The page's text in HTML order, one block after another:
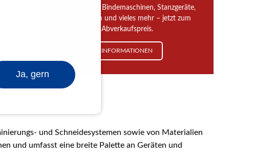
Hochwertige Bindemaschinen, Stanzgeräte,
Laminatoren und vieles mehr – jetzt zum
Abverkaufspreis.
INFORMATIONEN
und Schneidesystemen sowie von Materialien
und umfasst eine breite Palette an Geräten und
Ja, gern